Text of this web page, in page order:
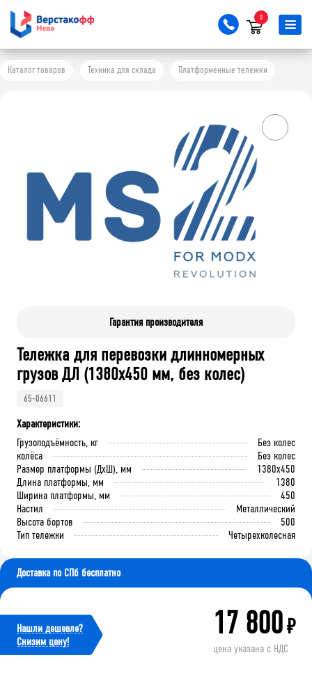
0
Каталог товаров Техника для склада Платформенные тележки
Гарантия производителя
Тележка для перевозки длинномерных
грузов ДЛ (1380x450 мм, без колес)
65-06611
Характеристики:
Грузоподъёмность, кг
Без колес
колёса
Без колес
Размер платформы (ДхШ), мм
1380x450
Длина платформы, мм
1380
Ширина платформы, мм
450
Настил
Металлический
Высота бортов
500
Тип тележки
Четырехколесная
Доставка по СПб бесплатно
Нашли дешевле?
Cнизим цену!
17 800₽
цена указана с НДС